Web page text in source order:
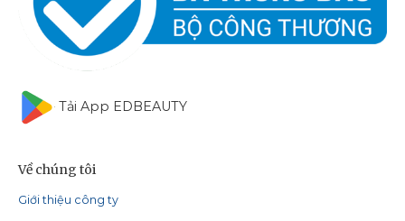
Tải App EDBEAUTY
Về chúng tôi
Giới thiệu công ty